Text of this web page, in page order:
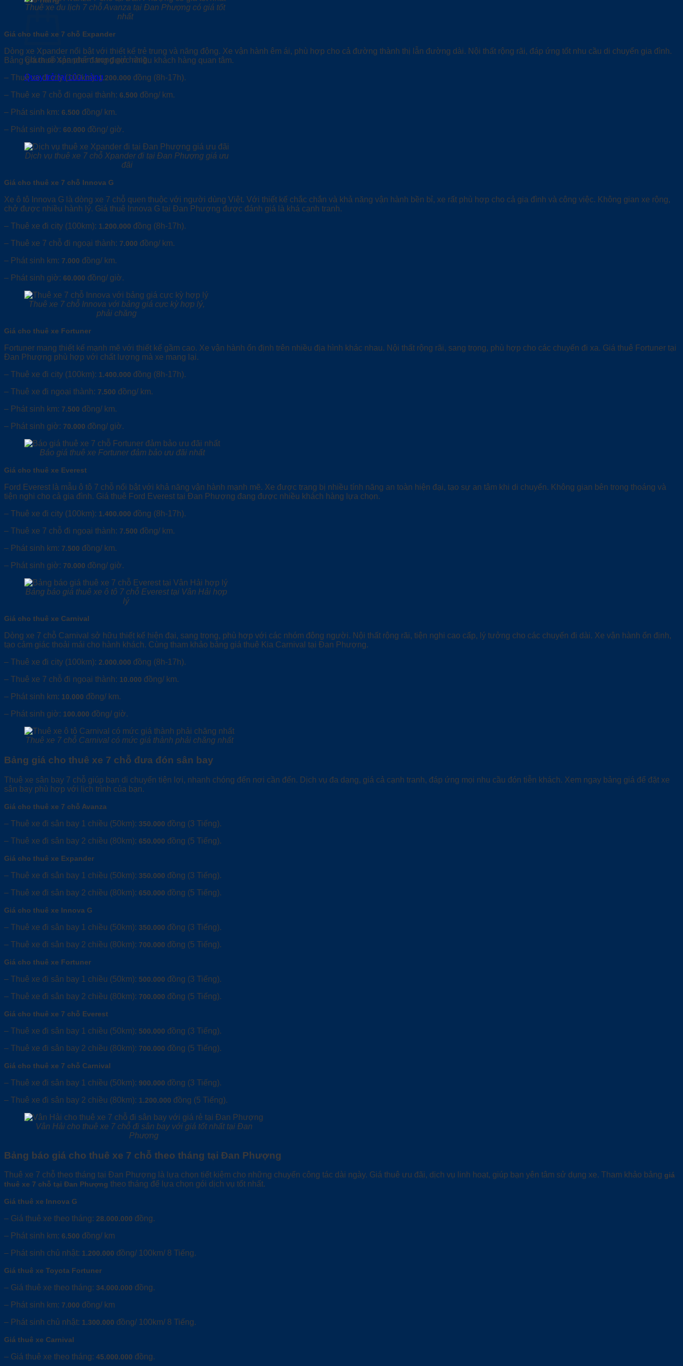
Chưa có sản phẩm trong giỏ hàng.
Quay trở lại cửa hàng
Thuê xe du lịch 7 chỗ Avanza tại Đan Phượng có giá tốt
nhất
Giá cho thuê xe 7 chỗ Expander
Dòng xe Xpander nổi bật với thiết kế trẻ trung và năng động. Xe vận hành êm ái, phù hợp cho cả đường thành thị lẫn đường dài. Nội thất rộng rãi, đáp ứng tốt nhu cầu di chuyển gia đình.
Bảng giá thuê Xpander đang được nhiều khách hàng quan tâm.
– Thuê xe đi city (100km):1.200.000 đồng (8h-17h).
– Thuê xe 7 chỗ đi ngoại thành: 6.500 đồng/ km.
– Phát sinh km: 6.500 đồng/ km.
– Phát sinh giờ: 60.000 đồng/ giờ.
Dịch vụ thuê xe 7 chỗ Xpander đi tại Đan Phượng giá ưu
đãi
Giá cho thuê xe 7 chỗ Innova G
Xe ô tô Innova G là dòng xe 7 chỗ quen thuộc với người dùng Việt. Với thiết kế chắc chắn và khả năng vận hành bền bỉ, xe rất phù hợp cho cả gia đình và công việc. Không gian xe rộng,
chở được nhiều hành lý. Giá thuê Innova G tại Đan Phượng được đánh giá là khá cạnh tranh.
– Thuê xe đi city (100km): 1.200.000 đồng (8h-17h).
– Thuê xe 7 chỗ đi ngoại thành: 7.000 đồng/ km.
– Phát sinh km: 7.000 đồng/ km.
– Phát sinh giờ: 60.000 đồng/ giờ.
Thuê xe 7 chỗ Innova với bảng giá cực kỳ hợp lý,
phải chăng
Giá cho thuê xe Fortuner
Fortuner mang thiết kế mạnh mẽ với thiết kế gầm cao. Xe vận hành ổn định trên nhiều địa hình khác nhau. Nội thất rộng rãi, sang trọng, phù hợp cho các chuyến đi xa. Giá thuê Fortuner tại
Đan Phượng phù hợp với chất lượng mà xe mang lại.
– Thuê xe đi city (100km): 1.400.000 đồng (8h-17h).
– Thuê xe đi ngoại thành: 7.500 đồng/ km.
– Phát sinh km: 7.500 đồng/ km.
– Phát sinh giờ: 70.000 đồng/ giờ.
Báo giá thuê xe Fortuner đảm bảo ưu đãi nhất
Giá cho thuê xe Everest
Ford Everest là mẫu ô tô 7 chỗ nổi bật với khả năng vận hành mạnh mẽ. Xe được trang bị nhiều tính năng an toàn hiện đại, tạo sự an tâm khi di chuyển. Không gian bên trong thoáng và
tiện nghi cho cả gia đình. Giá thuê Ford Everest tại Đan Phượng đang được nhiều khách hàng lựa chọn.
– Thuê xe đi city (100km): 1.400.000 đồng (8h-17h).
– Thuê xe 7 chỗ đi ngoại thành: 7.500 đồng/ km.
– Phát sinh km: 7.500 đồng/ km.
– Phát sinh giờ: 70.000 đồng/ giờ.
Bảng báo giá thuê xe ô tô 7 chỗ Everest tại Vân Hải hợp
lý
Giá cho thuê xe Carnival
Dòng xe 7 chỗ Carnival sở hữu thiết kế hiện đại, sang trọng, phù hợp với các nhóm đông người. Nội thất rộng rãi, tiện nghi cao cấp, lý tưởng cho các chuyến đi dài. Xe vận hành ổn định,
tạo cảm giác thoải mái cho hành khách. Cùng tham khảo bảng giá thuê Kia Carnival tại Đan Phượng.
– Thuê xe đi city (100km): 2.000.000 đồng (8h-17h).
– Thuê xe 7 chỗ đi ngoại thành: 10.000 đồng/ km.
– Phát sinh km: 10.000 đồng/ km.
– Phát sinh giờ: 100.000 đồng/ giờ.
Thuê xe 7 chỗ Carnival có mức giá thành phải chăng nhất
Bảng giá cho thuê xe 7 chỗ đưa đón sân bay
Thuê xe sân bay 7 chỗ giúp bạn di chuyển tiện lợi, nhanh chóng đến nơi cần đến. Dịch vụ đa dạng, giá cả cạnh tranh, đáp ứng mọi nhu cầu đón tiễn khách. Xem ngay bảng giá để đặt xe
sân bay phù hợp với lịch trình của bạn.
Giá cho thuê xe 7 chỗ Avanza
– Thuê xe đi sân bay 1 chiều (50km): 350.000 đồng (3 Tiếng).
– Thuê xe đi sân bay 2 chiều (80km): 650.000 đồng (5 Tiếng).
Giá cho thuê xe Expander
– Thuê xe đi sân bay 1 chiều (50km): 350.000 đồng (3 Tiếng).
– Thuê xe đi sân bay 2 chiều (80km): 650.000 đồng (5 Tiếng).
Giá cho thuê xe Innova G
– Thuê xe đi sân bay 1 chiều (50km): 350.000 đồng (3 Tiếng).
– Thuê xe đi sân bay 2 chiều (80km): 700.000 đồng (5 Tiếng).
Giá cho thuê xe Fortuner
– Thuê xe đi sân bay 1 chiều (50km): 500.000 đồng (3 Tiếng).
– Thuê xe đi sân bay 2 chiều (80km): 700.000 đồng (5 Tiếng).
Giá cho thuê xe 7 chỗ Everest
– Thuê xe đi sân bay 1 chiều (50km): 500.000 đồng (3 Tiếng).
– Thuê xe đi sân bay 2 chiều (80km): 700.000 đồng (5 Tiếng).
Giá cho thuê xe 7 chỗ Carnival
– Thuê xe đi sân bay 1 chiều (50km): 900.000 đồng (3 Tiếng).
– Thuê xe đi sân bay 2 chiều (80km): 1.200.000 đồng (5 Tiếng).
Vân Hải cho thuê xe 7 chỗ đi sân bay với giá tốt nhất tại Đan
Phượng
Bảng báo giá cho thuê xe 7 chỗ theo tháng tại Đan Phượng
Thuê xe 7 chỗ theo tháng tại Đan Phượng là lựa chọn tiết kiệm cho những chuyến công tác dài ngày. Giá thuê ưu đãi, dịch vụ linh hoạt, giúp bạn yên tâm sử dụng xe. Tham khảo bảng giá
thuê xe 7 chỗ tại Đan Phượng theo tháng để lựa chọn gói dịch vụ tốt nhất.
Giá thuê xe Innova G
– Giá thuê xe theo tháng: 28.000.000 đồng.
– Phát sinh km: 6.500 đồng/ km
– Phát sinh chủ nhật: 1.200.000 đồng/ 100km/ 8 Tiếng.
Giá thuê xe Toyota Fortuner
– Giá thuê xe theo tháng: 34.000.000 đồng.
– Phát sinh km: 7.000 đồng/ km
– Phát sinh chủ nhật: 1.300.000 đồng/ 100km/ 8 Tiếng.
Giá thuê xe Carnival
– Giá thuê xe theo tháng: 45.000.000 đồng.